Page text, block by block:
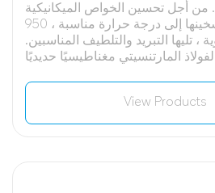
أجل تحسين الخواص الميكانيكية
ومقاومة التآكل ، يتم تسخينها إلى درجة حرارة مناسبة ، 950
مئوية ، تليها التبريد والتلطيف المناسبين.
View Products